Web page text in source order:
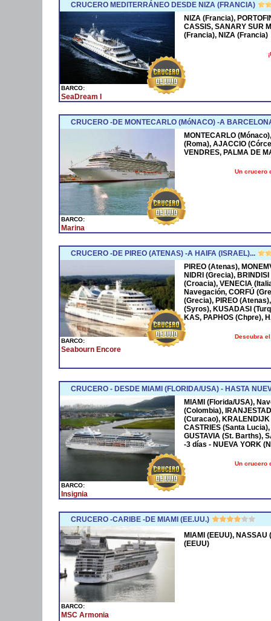
CRUCERO MEDITERRÁNEO DESDE NIZA (FRANCIA)
BARCO:
SeaDream I
NIZA (Francia),
CASSIS, SANARY SUR
(Francia), NIZA (Francia)
CRUCERO -DE MONTECARLO (MóNACO) -A
BARCO:
Marina
MONTECARLO
(Roma), AJACCIO
VENDRES, PALMA DE
Un crucero
CRUCERO -DE PIREO (ATENAS) -A HAIFA (ISRAEL)...
BARCO:
Seabourn Encore
PIREO (Atenas),
NIDRI (Grecia),
(Croacia), VENECIA
Navegación, CORFÚ
(Grecia), PIREO
(Syros), KUSADASI
KAS, PAPHOS (Chpre),
Descubra
CRUCERO - DESDE MIAMI (FLORIDA/USA) - HASTA
BARCO:
Insignia
MIAMI (Florida/USA),
(Colombia),
(Curacao), KRALENDIJK
CASTRIES (Santa
GUSTAVIA (St. Barths),
-3 días - NUEVA YORK
Un crucero
CRUCERO -CARIBE -DE MIAMI (EE.UU.)
BARCO:
MSC Armonia
MIAMI (EEUU), NASSAU
(EEUU)